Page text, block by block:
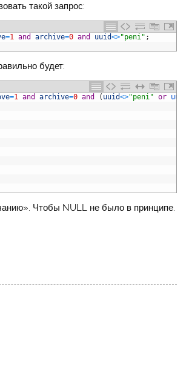
такой запрос:
=1 and archive=0 and uuid<>"peni" ;
будет:
=1 and archive=0 and ( uuid<>"peni" or uuid
Чтобы NULL не было в принципе.